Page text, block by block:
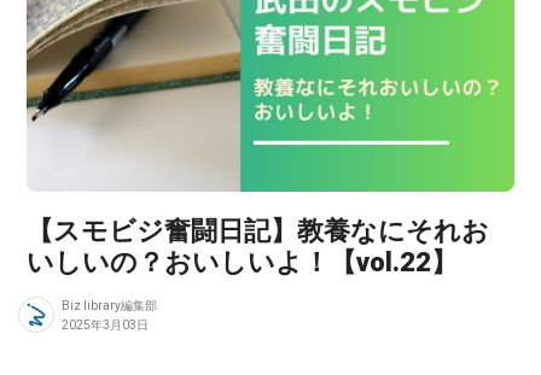
【スモビジ奮闘日記】教養なにそれお
いしいの？おいしいよ！【vol.22】
Biz library編集部
2025年3月03日